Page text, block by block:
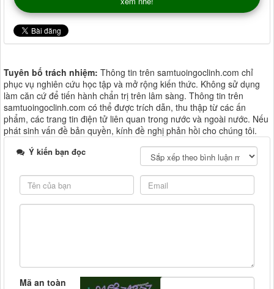
Tuyên bố trách nhiệm: Thông tin trên samtuoingoclinh.com chỉ
phục vụ nghiên cứu học tập và mở rộng kiến thức. Không sử dụng
làm căn cứ để tiến hành chẩn trị trên lâm sàng. Thông tin trên
samtuoingoclinh.com có thể được trích dẫn, thu thập từ các ấn
phẩm, các trang tin điện tử liên quan trong nước và ngoài nước. Nếu
phát sinh vấn đề bản quyền, kính đề nghị phản hồi cho chúng tôi.
Ý kiến bạn đọc
Mã an toàn